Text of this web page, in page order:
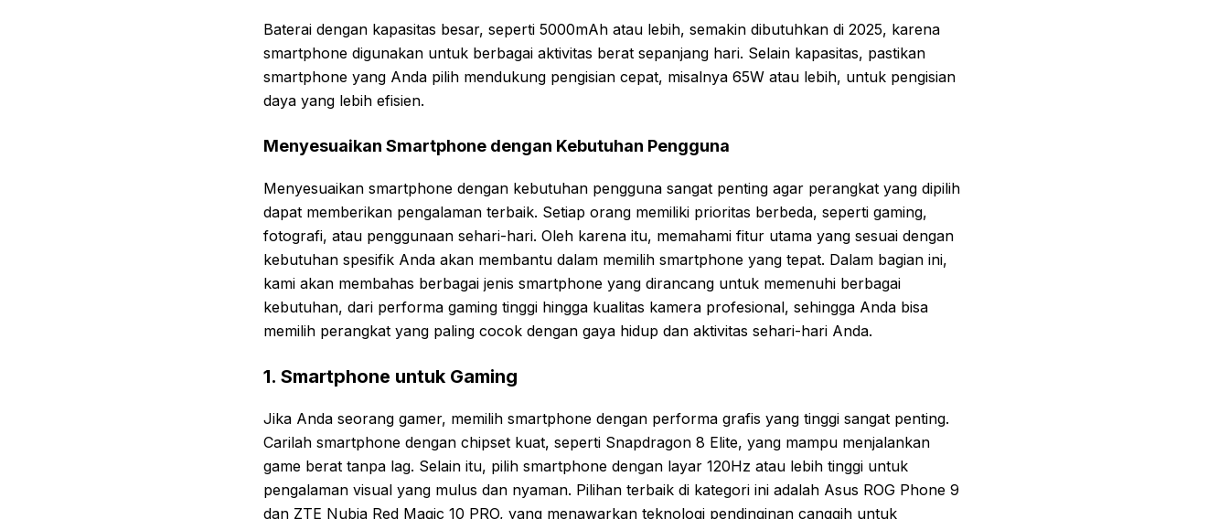
Baterai dengan kapasitas besar, seperti 5000mAh atau lebih, semakin dibutuhkan di 2025, karena
smartphone digunakan untuk berbagai aktivitas berat sepanjang hari. Selain kapasitas, pastikan
smartphone yang Anda pilih mendukung pengisian cepat, misalnya 65W atau lebih, untuk pengisian
daya yang lebih efisien.
Menyesuaikan Smartphone dengan Kebutuhan Pengguna
Menyesuaikan smartphone dengan kebutuhan pengguna sangat penting agar perangkat yang dipilih
dapat memberikan pengalaman terbaik. Setiap orang memiliki prioritas berbeda, seperti gaming,
fotografi, atau penggunaan sehari-hari. Oleh karena itu, memahami fitur utama yang sesuai dengan
kebutuhan spesifik Anda akan membantu dalam memilih smartphone yang tepat. Dalam bagian ini,
kami akan membahas berbagai jenis smartphone yang dirancang untuk memenuhi berbagai
kebutuhan, dari performa gaming tinggi hingga kualitas kamera profesional, sehingga Anda bisa
memilih perangkat yang paling cocok dengan gaya hidup dan aktivitas sehari-hari Anda.
1. Smartphone untuk Gaming
Jika Anda seorang gamer, memilih smartphone dengan performa grafis yang tinggi sangat penting.
Carilah smartphone dengan chipset kuat, seperti Snapdragon 8 Elite, yang mampu menjalankan
game berat tanpa lag. Selain itu, pilih smartphone dengan layar 120Hz atau lebih tinggi untuk
pengalaman visual yang mulus dan nyaman. Pilihan terbaik di kategori ini adalah Asus ROG Phone 9
dan ZTE Nubia Red Magic 10 PRO, yang menawarkan teknologi pendinginan canggih untuk